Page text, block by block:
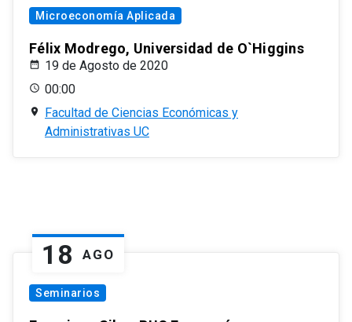
Microeconomía Aplicada
Félix Modrego, Universidad de O`Higgins
19 de Agosto de 2020
00:00
Facultad de Ciencias Económicas y
Administrativas UC
18 AGO
Seminarios